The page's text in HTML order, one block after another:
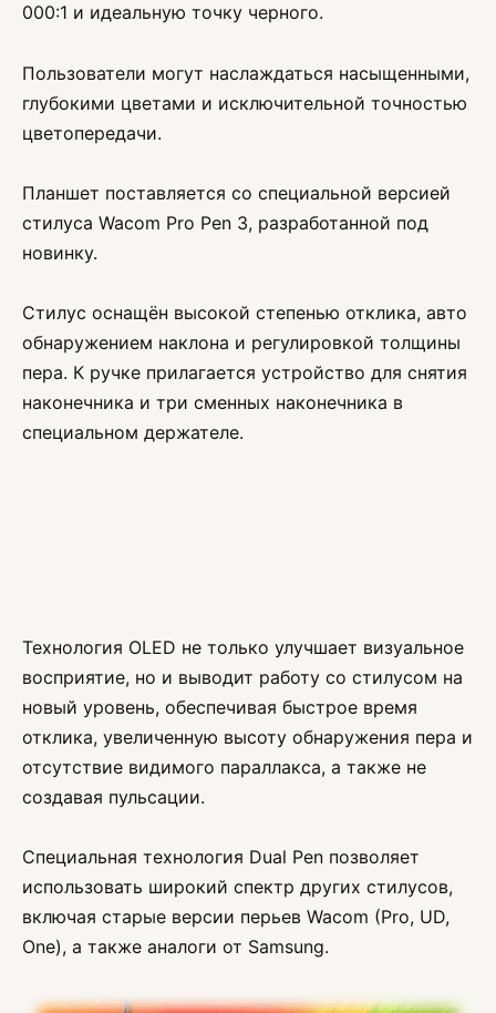
000:1 и идеальную точку черного.
Пользователи могут наслаждаться насыщенными,
глубокими цветами и исключительной точностью
цветопередачи.
Планшет поставляется со специальной версией
стилуса Wacom Pro Pen 3, разработанной под
новинку.
Стилус оснащён высокой степенью отклика, авто
обнаружением наклона и регулировкой толщины
пера. К ручке прилагается устройство для снятия
наконечника и три сменных наконечника в
специальном держателе.
Технология OLED не только улучшает визуальное
восприятие, но и выводит работу со стилусом на
новый уровень, обеспечивая быстрое время
отклика, увеличенную высоту обнаружения пера и
отсутствие видимого параллакса, а также не
создавая пульсации.
Специальная технология Dual Pen позволяет
использовать широкий спектр других стилусов,
включая старые версии перьев Wacom (Pro, UD,
One), а также аналоги от Samsung.